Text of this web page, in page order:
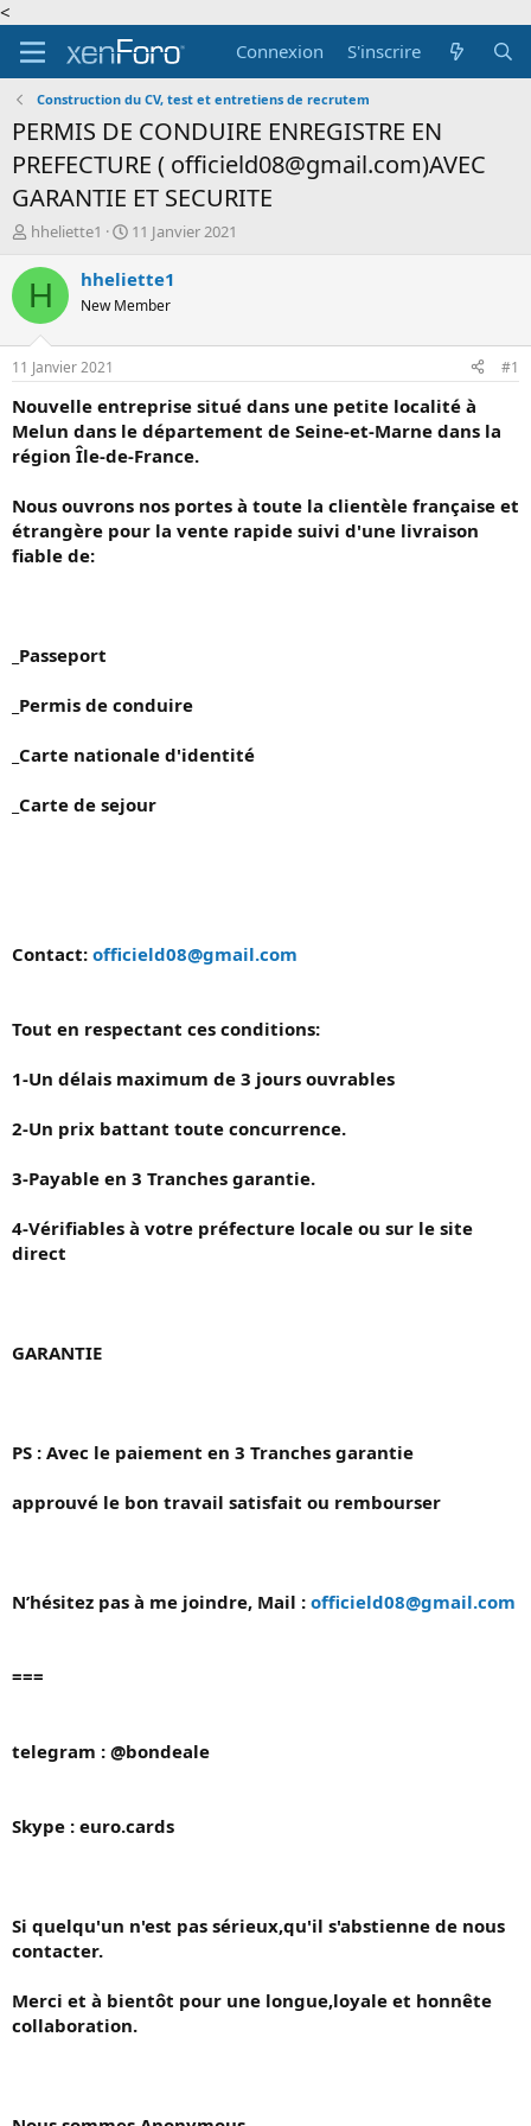
<
Connexion
S'inscrire
Construction du CV, test et entretiens de recrutem
PERMIS DE CONDUIRE ENREGISTRE EN
PREFECTURE ( officield08@gmail.com)AVEC
GARANTIE ET SECURITE
A
t
e
r
d
e
l
d
i
c
u
s
hheliette1
D
t
d
é
b
t
11 Janvier 2021
H hheliette1
New Member
11 Janvier 2021 #1
Nouvelle entreprise situé dans une petite localité à
Melun dans le département de Seine-et-Marne dans la
région Île-de-France.
Nous ouvrons nos portes à toute la clientèle française et
étrangère pour la vente rapide suivi d'une livraison
fiable de:
_Passeport
_Permis de conduire
_Carte nationale d'identité
_Carte de sejour
Contact: officield08@gmail.com
Tout en respectant ces conditions:
1-Un délais maximum de 3 jours ouvrables
2-Un prix battant toute concurrence.
3-Payable en 3 Tranches garantie.
4-Vérifiables à votre préfecture locale ou sur le site
direct
GARANTIE
PS : Avec le paiement en 3 Tranches garantie
approuvé le bon travail satisfait ou rembourser
N’hésitez pas à me joindre, Mail : officield08@gmail.com
===
telegram : @bondeale
Skype : euro.cards
Si quelqu'un n'est pas sérieux,qu'il s'abstienne de nous
contacter.
Merci et à bientôt pour une longue,loyale et honnête
collaboration.